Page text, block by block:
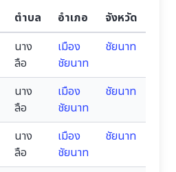
ตำบล อำเภอ
จังหวัด
นาง
ลือ
เมือง
ชัยนาท
ชัยนาท
นาง
ลือ
เมือง
ชัยนาท
ชัยนาท
นาง
ลือ
เมือง
ชัยนาท
ชัยนาท